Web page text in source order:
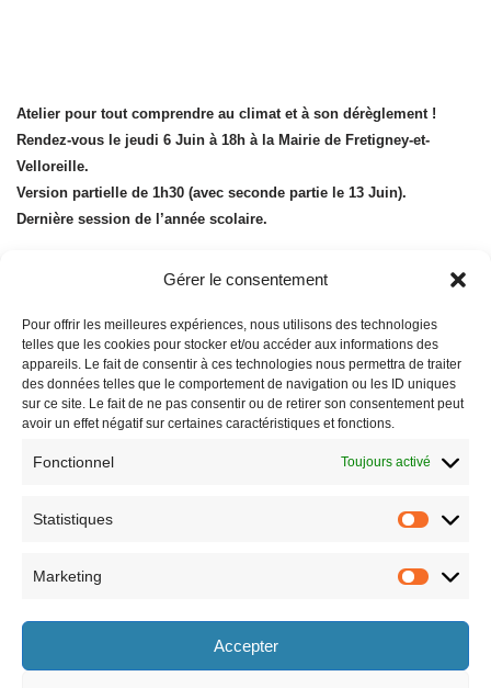
Gérer le consentement
Pour offrir les meilleures expériences, nous utilisons des technologies
telles que les cookies pour stocker et/ou accéder aux informations des
appareils. Le fait de consentir à ces technologies nous permettra de traiter
des données telles que le comportement de navigation ou les ID uniques
sur ce site. Le fait de ne pas consentir ou de retirer son consentement peut
avoir un effet négatif sur certaines caractéristiques et fonctions.
Fonctionnel Toujours activé
Statistiques
Marketing
Accepter
Atelier pour tout comprendre au climat et à son dérèglement !
Rendez-vous le jeudi 6 Juin à 18h à la Mairie de Fretigney-et-
Velloreille.
Version partielle de 1h30 (avec seconde partie le 13 Juin).
Dernière session de l’année scolaire.
Horaires
le lundi 8h30-12h et 13h30-17h30,
le vendredi 8h30-12h et 13h30-17h,